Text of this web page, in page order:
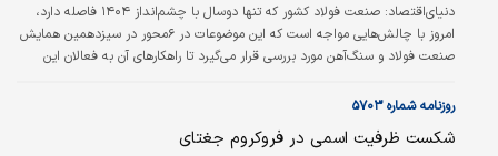
دنیای‌اقتصاد:
صنعت فولاد کشور که تنها دوسال با چشم‌انداز ۱۴۰۴ فاصله دارد،
امروز با چالش‌هایی مواجه است که این موضوعات در ۶محور در سیزدهمین همایش
صنعت فولاد و سنگ‌آهن مورد بررسی قرار می‌گیرد تا راهکارهای آن به فعالان این
کنار منابع گازی و همچنین نیروی انسانی در اختیار باعث شد تا چشم‌انداز تولید
دوسال زمان باقی مانده است. اما در سال‌های اخیر، صنعت فولاد کشور با…
روزنامه شماره ۵۷۰۳
شکست ظرفیت اسمی در فروکروم جغتای